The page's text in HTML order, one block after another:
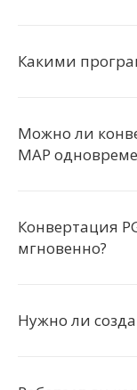
Какими
Можно ли
MAP
Конвертация
мгновенно?
Нужно ли